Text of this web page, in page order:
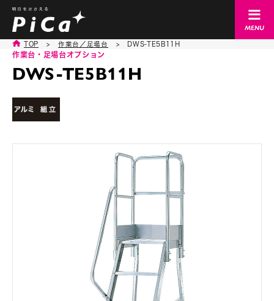
TOP > 作業台／足場台 > DWS-TE5B11H
DWS-TE5B11H
作業台・足場台オプション